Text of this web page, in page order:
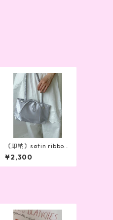
《即納》satin ribbon
bag (2color)
¥2,300